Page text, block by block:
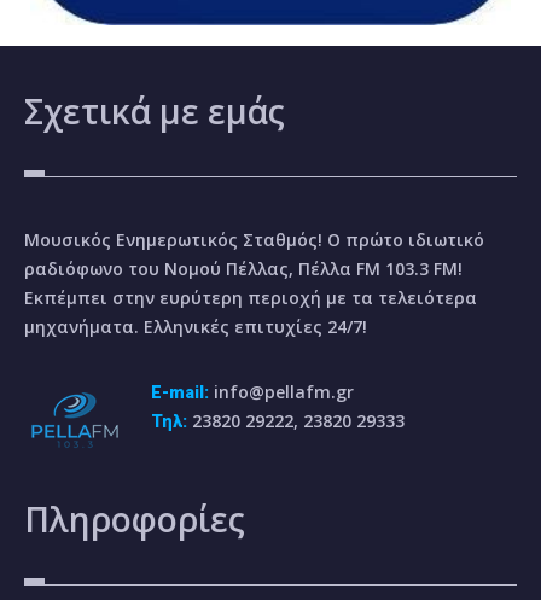
Σχετικά με εμάς
Μουσικός Ενημερωτικός Σταθμός! Ο πρώτο ιδιωτικό
ραδιόφωνο του Νομού Πέλλας, Πέλλα FM 103.3 FM!
Εκπέμπει στην ευρύτερη περιοχή με τα τελειότερα
μηχανήματα. Ελληνικές επιτυχίες 24/7!
E-mail: info@pellafm.gr
Τηλ: 23820 29222, 23820 29333
Πληροφορίες